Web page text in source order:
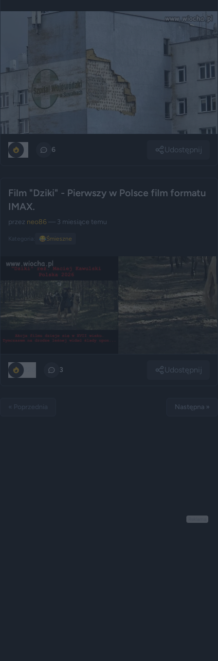
6 Udostępnij
Film "Dziki" - Pierwszy w Polsce film formatu
IMAX.
przez neo86— 3 miesiące temu
Kategoria: 😂Śmieszne
3 Udostępnij
« Poprzednia Następna »